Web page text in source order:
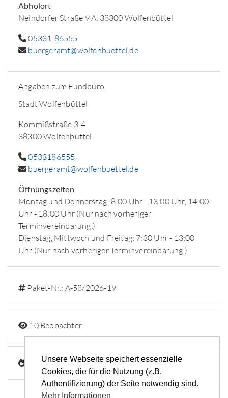
Unsere Webseite speichert essenzielle
Cookies, die für die Nutzung (z.B.
Authentifizierung) der Seite notwendig sind.
Mehr Informationen
Abholort
Neindorfer Straße 9 A, 38300 Wolfenbüttel
05331-86555
buergeramt@wolfenbuettel.de
Angaben zum Fundbüro
Stadt Wolfenbüttel
Kommißstraße 3-4
38300 Wolfenbüttel
0533186555
buergeramt@wolfenbuettel.de
Öffnungszeiten
Montag und Donnerstag: 8:00 Uhr - 13:00 Uhr, 14:00
Uhr - 18:00 Uhr (Nur nach vorheriger
Terminvereinbarung.)
Dienstag, Mittwoch und Freitag: 7:30 Uhr - 13:00
Uhr (Nur nach vorheriger Terminvereinbarung.)
Paket-Nr.: A-58/2026-19
10 Beobachter
487 Aufrufe